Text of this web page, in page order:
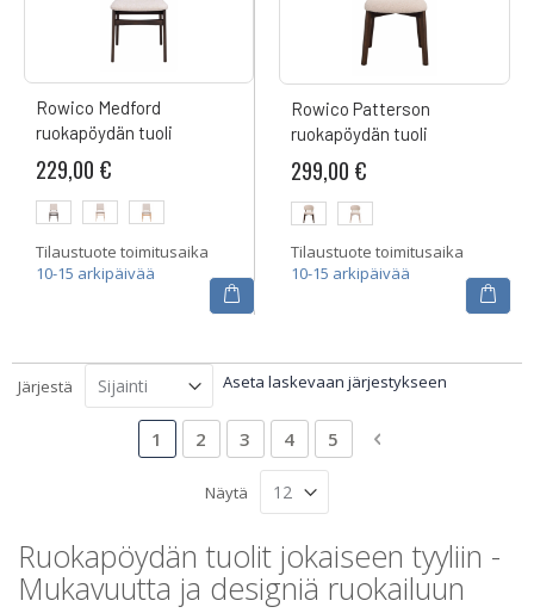
Rowico Medford
ruokapöydän tuoli
229,00 €
Tilaustuote toimitusaika
10-15 arkipäivää
Rowico Patterson
ruokapöydän tuoli
299,00 €
Tilaustuote toimitusaika
10-15 arkipäivää
Järjestä Aseta laskevaan järjestykseen
SivuLuet tällä hetkellä sivua
1 Sivu
2 Sivu
3 Sivu
4 Sivu
5 Sivu
Siirry
Näytä
Ruokapöydän tuolit jokaiseen tyyliin -
Mukavuutta ja designiä ruokailuun